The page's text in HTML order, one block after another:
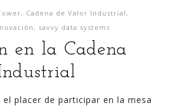
, Cadena de Valor Industrial ,
, savvy data systems
en la Cadena
placer de participar en la mesa